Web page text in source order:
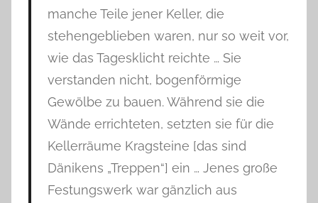
manche Teile jener Keller, die
stehengeblieben waren, nur so weit vor,
wie das Tagesklicht reichte … Sie
verstanden nicht, bogenförmige
Gewölbe zu bauen. Während sie die
Wände errichteten, setzten sie für die
Kellerräume Kragsteine [das sind
Dänikens „Treppen“] ein … Jenes große
Festungswerk war gänzlich aus